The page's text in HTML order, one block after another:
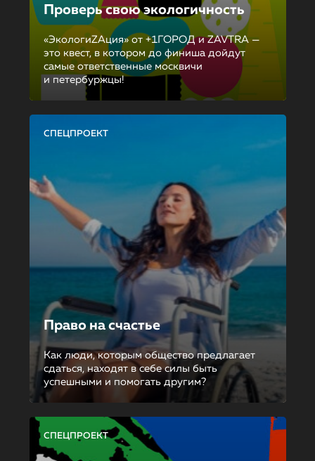
Проверь свою экологичность
«ЭкологиZAция» от +1ГОРОД и ZAVTRA —
это квест, в котором до финиша дойдут
самые ответственные москвичи
и петербуржцы!
СПЕЦПРОЕКТ
Право на счастье
Как люди, которым общество предлагает
сдаться, находят в себе силы быть
успешными и помогать другим?
СПЕЦПРОЕКТ